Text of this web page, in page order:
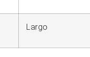
Largo